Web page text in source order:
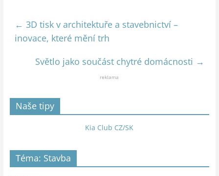
← 3D tisk v architektuře a stavebnictví –
inovace, které mění trh
Světlo jako součást chytré domácnosti →
reklama
Naše tipy
Kia Club CZ/SK
Téma: Stavba